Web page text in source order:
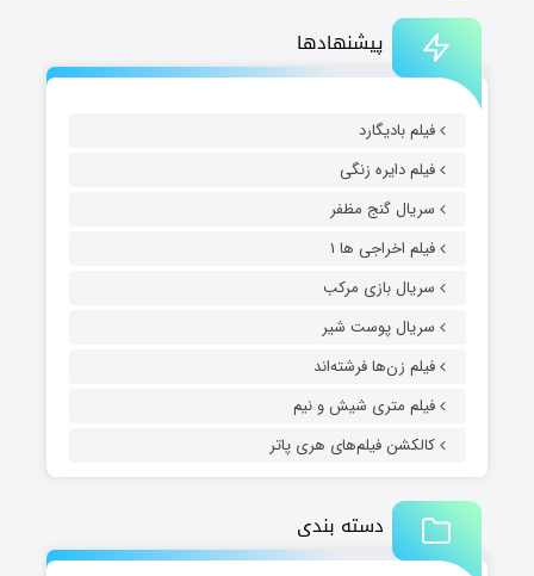
پیشنهادها
فیلم بادیگارد
فیلم دایره زنگی
سریال گنج مظفر
فیلم اخراجی ها ۱
سریال بازی مرکب
سریال پوست شیر
فیلم زن‌ها فرشته‌اند
فیلم متری شیش و نیم
کالکشن فیلم‌های هری پاتر
دسته بندی